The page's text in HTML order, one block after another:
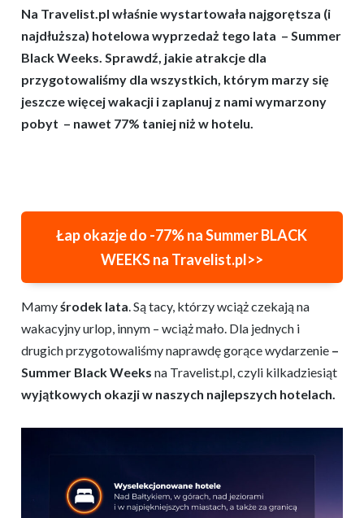
Na Travelist.pl właśnie wystartowała najgorętsza (i
najdłuższa) hotelowa wyprzedaż tego lata – Summer
Black Weeks. Sprawdź, jakie atrakcje dla
przygotowaliśmy dla wszystkich, którym marzy się
jeszcze więcej wakacji i zaplanuj z nami wymarzony
pobyt – nawet 77% taniej niż w hotelu.
Łap okazje do -77% na Summer BLACK
WEEKS na Travelist.pl>>
Mamyśrodek lata. Są tacy, którzy wciąż czekają na
wakacyjny urlop, innym – wciąż mało. Dla jednych i
drugich przygotowaliśmy naprawdę gorące wydarzenie –
Summer Black Weeks na Travelist.pl, czyli kilkadziesiąt
wyjątkowych okazji w naszych najlepszych hotelach.